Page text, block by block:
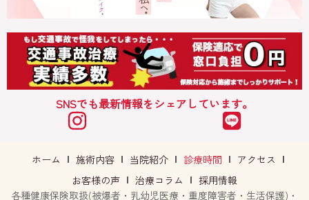
SNSでも最新情報をシェアしています。
ホーム 施術内容 当院紹介 診療時間
アクセス
お客様の声
治療コラム
採用情報
各種健康保険取扱(被爆者・乳幼児医療・重度障害者・生活保護)・